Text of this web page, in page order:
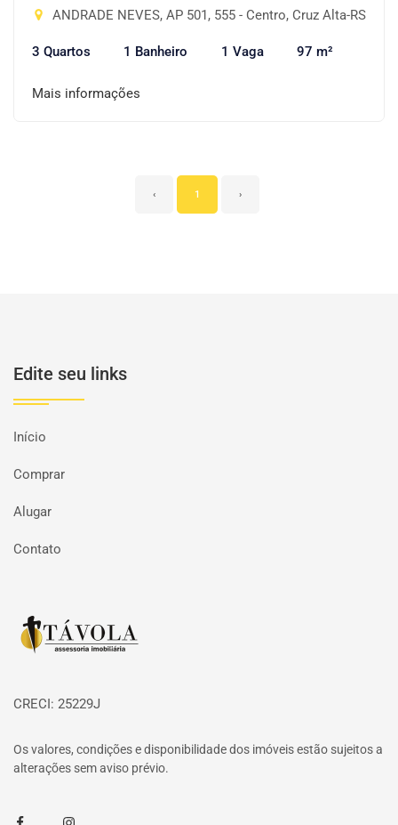
ANDRADE NEVES, AP 501, 555 - Centro, Cruz Alta-RS
3 Quartos 1 Banheiro 1 Vaga 97 m²
Mais informações
‹ 1 ›
Edite seu links
Início
Comprar
Alugar
Contato
Página inicial
CRECI: 25229J
Os valores, condições e disponibilidade dos imóveis estão sujeitos a
alterações sem aviso prévio.